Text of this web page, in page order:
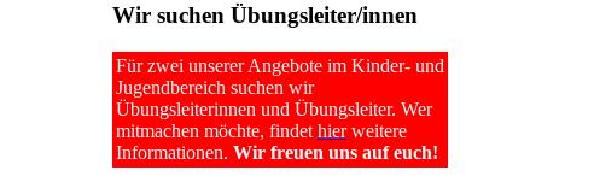
Wirsuchen Übungsleiter/innen
Für zwei unserer Angebote im Kinder- und
Jugendbereich suchen wir
Übungsleiterinnen und Übungsleiter. Wer
mitmachen möchte, findet hierweitere
Informationen. Wir freuen uns auf euch!